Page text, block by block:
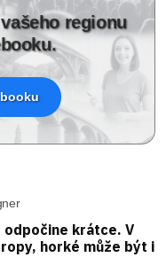
regionu
odpočine krátce. V
horké může být i